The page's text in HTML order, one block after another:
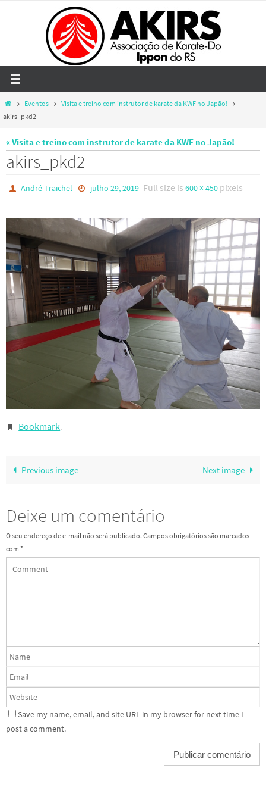
HomeEventos
Visita e treino com instrutor de karate da KWF no Japão!
akirs_pkd2
« Visita e treino com instrutor de karate da KWF no Japão!
akirs_pkd2
André Traichel julho 29, 2019 Full size is 600 × 450pixels
Bookmark.
Previous image Next image
Deixe um comentário
O seu endereço de e-mail não será publicado. Campos obrigatórios são marcados
com *
Save my name, email, and site URL in my browser for next time I
post a comment.